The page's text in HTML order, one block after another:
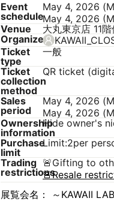
Event
schedule
May 4, 2026
May 4, 2026
Venue
大丸東京店 11
Organizer
Ticket
type
一般
Ticket
collection
method
QR ticket
Sales
period
May 4, 2026
May 4, 2026
Ownership
information
Hide owner's
Purchase
limit
Limit:2per
Trading
restrictions
🚨Gifting to
🚨Resale
展覧会名： ～KAWAII